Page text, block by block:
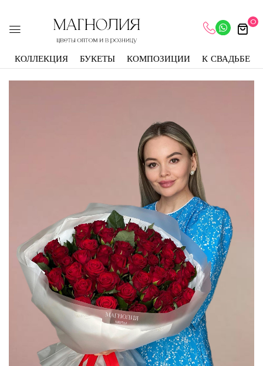
0
КОЛЛЕКЦИЯ БУКЕТЫ КОМПОЗИЦИИ К СВАДЬБЕ